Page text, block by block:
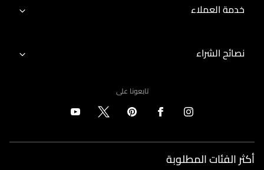
خدمة العملاء
نصائح الشراء
تابعونا على
أكثر الفئات المطلوبة